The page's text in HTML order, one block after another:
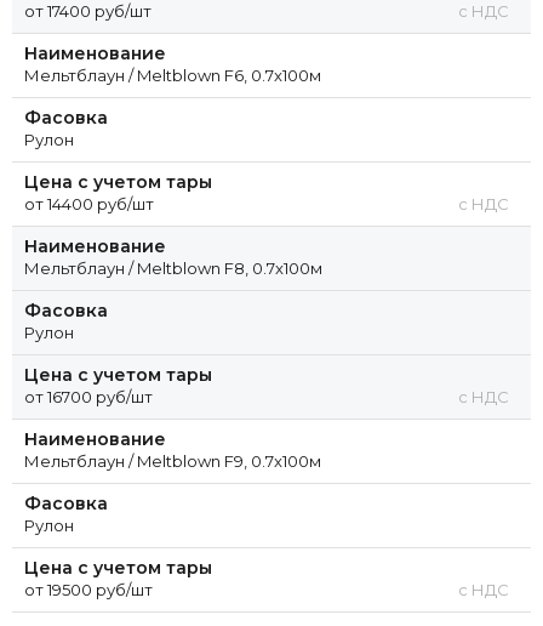
от 17400 руб/шт с НДС
Наименование
Мельтблаун / Meltblown F6, 0.7x100м
Фасовка
Рулон
Цена с учетом тары
от 14400 руб/шт с НДС
Наименование
Мельтблаун / Meltblown F8, 0.7x100м
Фасовка
Рулон
Цена с учетом тары
от 16700 руб/шт с НДС
Наименование
Мельтблаун / Meltblown F9, 0.7x100м
Фасовка
Рулон
Цена с учетом тары
от 19500 руб/шт с НДС